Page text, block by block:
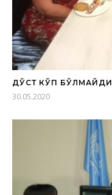
ДЎСТ КЎП БЎЛМАЙДИ
30.05.2020